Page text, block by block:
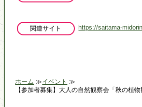
関連サイト https://saitama-
ホーム
イベント
【参加者募集】大人の自然観察会「秋の植物